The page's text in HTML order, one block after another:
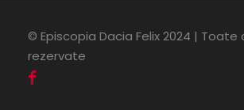
© Episcopia Dacia Felix 2024 | Toate
rezervate